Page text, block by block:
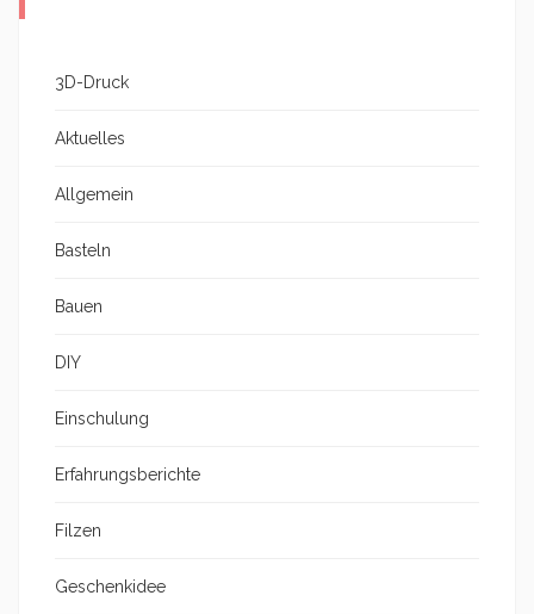
3D-Druck
Aktuelles
Allgemein
Basteln
Bauen
DIY
Einschulung
Erfahrungsberichte
Filzen
Geschenkidee